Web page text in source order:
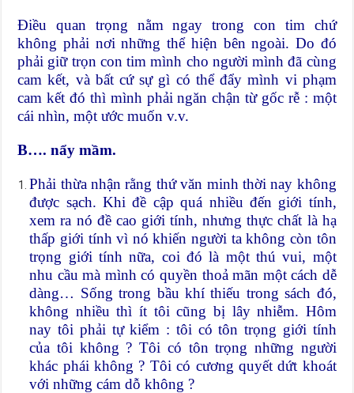
Điều quan trọng nằm ngay trong con tim chứ
không phải nơi những thể hiện bên ngoài. Do đó
phải giữ trọn con tim mình cho người mình đã cùng
cam kết, và bất cứ sự gì có thể đẩy mình vi phạm
cam kết đó thì mình phải ngăn chận từ gốc rễ : một
cái nhìn, một ước muốn v.v.
B…. nẩy mầm.
Phải thừa nhận rằng thứ văn minh thời nay không
được sạch. Khi đề cập quá nhiều đến giới tính,
xem ra nó đề cao giới tính, nhưng thực chất là hạ
thấp giới tính vì nó khiến người ta không còn tôn
trọng giới tính nữa, coi đó là một thú vui, một
nhu cầu mà mình có quyền thoả mãn một cách dễ
dàng… Sống trong bầu khí thiếu trong sách đó,
không nhiều thì ít tôi cũng bị lây nhiễm. Hôm
nay tôi phải tự kiểm : tôi có tôn trọng giới tính
của tôi không ? Tôi có tôn trọng những người
khác phái không ? Tôi có cương quyết dứt khoát
với những cám dỗ không ?